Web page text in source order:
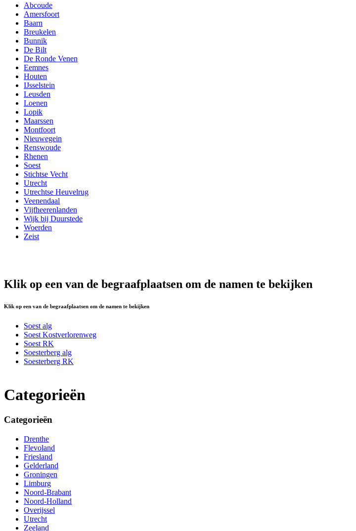
Abcoude
Amersfoort
Baarn
Breukelen
Bunnik
De Bilt
De Ronde Venen
Eemnes
Houten
IJsselstein
Leusden
Loenen
Lopik
Maarssen
Montfoort
Nieuwegein
Renswoude
Rhenen
Soest
Stichtse Vecht
Utrecht
Utrechtse Heuvelrug
Veenendaal
Vijfheerenlanden
Wijk bij Duurstede
Woerden
Zeist
Klik op een van de begraafplaatsen om de namen te bekijken
Klik op een van de begraafplaatsen om de namen te bekijken
Soest alg
Soest Kostverlorenweg
Soest RK
Soesterberg alg
Soesterberg RK
Categorieën
Categorieën
Drenthe
Flevoland
Friesland
Gelderland
Groningen
Limburg
Noord-Brabant
Noord-Holland
Overijssel
Utrecht
Zeeland